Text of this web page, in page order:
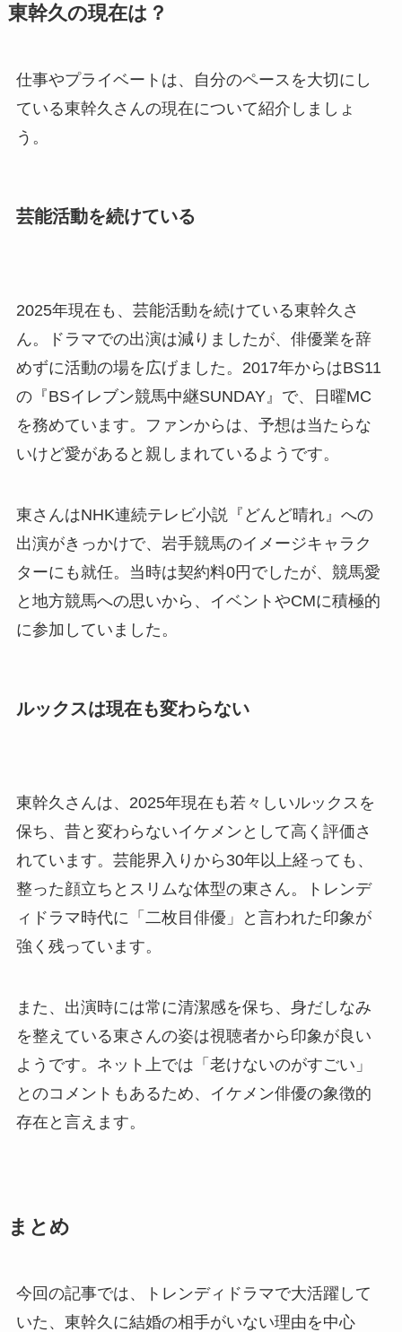
東幹久の現在は？
仕事やプライベートは、自分のペースを大切にし
ている東幹久さんの現在について紹介しましょ
う。
芸能活動を続けている
2025年現在も、芸能活動を続けている東幹久さ
ん。ドラマでの出演は減りましたが、俳優業を辞
めずに活動の場を広げました。2017年からはBS11
の『BSイレブン競馬中継SUNDAY』で、日曜MC
を務めています。ファンからは、予想は当たらな
いけど愛があると親しまれているようです。
東さんはNHK連続テレビ小説『どんど晴れ』への
出演がきっかけで、岩手競馬のイメージキャラク
ターにも就任。当時は契約料0円でしたが、競馬愛
と地方競馬への思いから、イベントやCMに積極的
に参加していました。
ルックスは現在も変わらない
東幹久さんは、2025年現在も若々しいルックスを
保ち、昔と変わらないイケメンとして高く評価さ
れています。芸能界入りから30年以上経っても、
整った顔立ちとスリムな体型の東さん。トレンデ
ィドラマ時代に「二枚目俳優」と言われた印象が
強く残っています。
また、出演時には常に清潔感を保ち、身だしなみ
を整えている東さんの姿は視聴者から印象が良い
ようです。ネット上では「老けないのがすごい」
とのコメントもあるため、イケメン俳優の象徴的
存在と言えます。
まとめ
今回の記事では、トレンディドラマで大活躍して
いた、東幹久に結婚の相手がいない理由を中心